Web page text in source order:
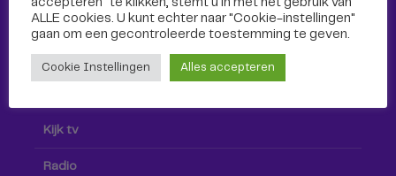
Kijk tv
Radio
accepteren" te klikken, stemt u in met het gebruik van
ALLE cookies. U kunt echter naar "Cookie-instellingen"
gaan om een ​​gecontroleerde toestemming te geven.
Cookie Instellingen Alles accepteren